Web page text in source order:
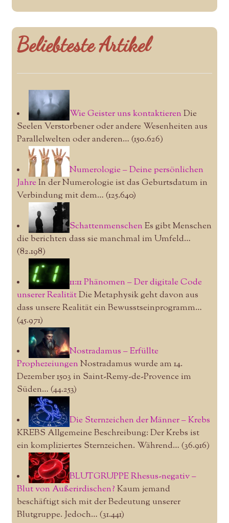
Beliebteste Artikel
Wie Geister uns kontaktierenDie
Seelen Verstorbener oder andere Wesenheiten aus
Parallelwelten oder anderen… (150.626)
Numerologie – Deine persönlichen
JahreIn der Numerologie ist das Geburtsdatum in
Verbindung mit dem… (125.640)
SchattenmenschenEs gibt Menschen
die berichten dass sie manchmal im Umfeld…
(82.198)
11:11 Phänomen – Der digitale Code
unserer RealitätDie Metaphysik geht davon aus
dass unsere Realität ein Bewusstseinprogramm…
(45.971)
Nostradamus – Erfüllte
ProphezeiungenNostradamus wurde am 14.
Dezember 1503 in Saint-Remy-de-Provence im
Süden… (44.253)
Die Sternzeichen der Männer – Krebs
KREBS Allgemeine Beschreibung: Der Krebs ist
ein kompliziertes Sternzeichen. Während… (36.916)
BLUTGRUPPE Rhesus-negativ –
Blut von Außerirdischen? Kaum jemand
beschäftigt sich mit der Bedeutung unserer
Blutgruppe. Jedoch… (31.441)